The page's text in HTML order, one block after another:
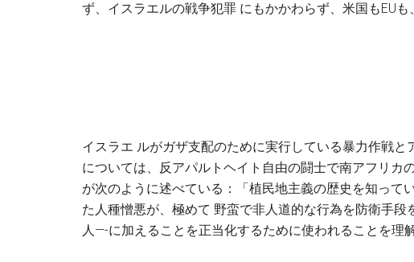
ず、イスラエルの戦争犯罪 にもかかわらず、米国もEU
イスラエ ルがガザ支配のために実行している暴力作戦
については、反アパルトヘイト自由の闘士で南アフリカ
が次のように述べている：「植民地主義の歴史を知って
た人種憎悪が、極めて 野蛮で非人道的な行為を防衛手
人—-に加えることを正当化するために使われることを理